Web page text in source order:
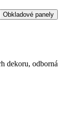
Obkladové panely
dekoru, odborná